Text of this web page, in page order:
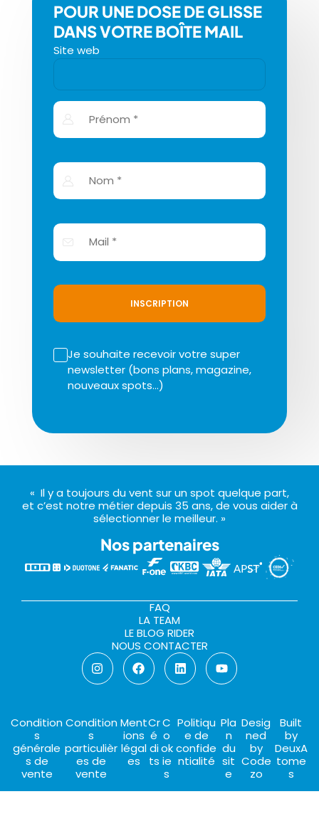
POUR UNE DOSE DE GLISSE
DANS VOTRE BOÎTE MAIL
Site web
INSCRIPTION
Je souhaite recevoir votre super
newsletter (bons plans, magazine,
nouveaux spots…)
« Il y a toujours du vent sur un spot quelque part,
et c’est notre métier depuis 35 ans, de vous aider à
sélectionner le meilleur. »
Nos partenaires
FAQ
LA TEAM
LE BLOG RIDER
NOUS CONTACTER
Condition
s
générale
s de
vente
Condition
s
particulièr
es de
vente
Ment
ions
légal
es
Cr
é
di
ts
C
o
ok
ie
s
Politiqu
e de
confide
ntialité
Pla
n
du
sit
e
Desig
ned
by
Code
zo
Built
by
DeuxA
tome
s